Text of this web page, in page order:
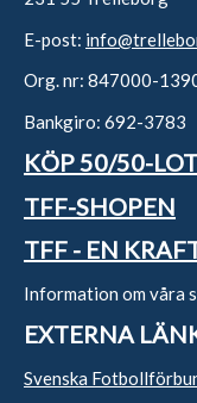
E-post:
Org. nr: 847000-
Bankgiro: 692-3783
KÖP 50/50-
TFF-SHOPEN
TFF - EN
Information om våra
EXTERNA
Svenska